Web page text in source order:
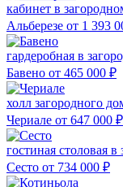
кабинет в
Альберезе от 1 393
гардеробная в
Бавено от 465 000 ₽
холл загородного
Чериале от 647 000 ₽
гостиная столовая
Сесто от 734 000 ₽